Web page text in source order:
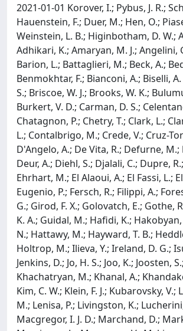
2021-01-01 Korover, I.; Pybus, J. R.;
Hauenstein, F.; Duer, M.; Hen, O.;
Weinstein, L. B.; Higinbotham, D. W.;
Adhikari, K.; Amaryan, M. J.; Angelini,
Barion, L.; Battaglieri, M.; Beck, A.;
Benmokhtar, F.; Bianconi, A.; Biselli,
S.; Briscoe, W. J.; Brooks, W. K.;
Burkert, V. D.; Carman, D. S.;
Chatagnon, P.; Chetry, T.; Clark, L.;
L.; Contalbrigo, M.; Crede, V.; Cruz-
D'Angelo, A.; De Vita, R.; Defurne,
Deur, A.; Diehl, S.; Djalali, C.; Dupre,
Ehrhart, M.; El Alaoui, A.; El Fassi, L.;
Eugenio, P.; Fersch, R.; Filippi, A.;
G.; Girod, F. X.; Golovatch, E.; Gothe,
K. A.; Guidal, M.; Hafidi, K.;
N.; Hattawy, M.; Hayward, T. B.;
Holtrop, M.; Ilieva, Y.; Ireland, D. G.;
Jenkins, D.; Jo, H. S.; Joo, K.; Joosten,
Khachatryan, M.; Khanal, A.;
Kim, C. W.; Klein, F. J.; Kubarovsky, V.;
M.; Lenisa, P.; Livingston, K.;
Macgregor, I. J. D.; Marchand, D.;